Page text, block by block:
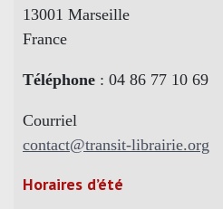
13001 Marseille
France
Téléphone : 04 86 77 10 69
Courriel
contact@transit-librairie.org
Horaires d’été